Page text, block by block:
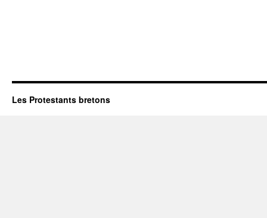
Les Protestants bretons